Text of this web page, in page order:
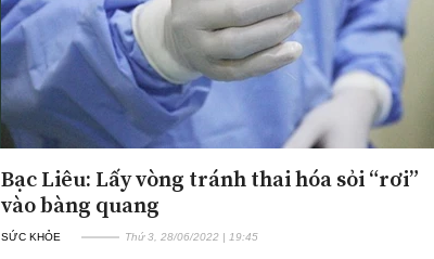
Bạc Liêu: Lấy vòng tránh thai hóa sỏi “rơi”
vào bàng quang
SỨC KHỎE Thứ 3, 28/06/2022 | 19:45